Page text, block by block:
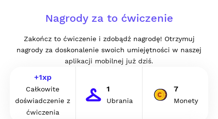
Nagrody za to ćwiczenie
Zakończ to ćwiczenie i zdobądź nagrodę! Otrzymuj
nagrody za doskonalenie swoich umiejętności w naszej
aplikacji mobilnej już dziś.
+1xp
Całkowite
doświadczenie z
ćwiczenia
1
Ubrania
7
Monety